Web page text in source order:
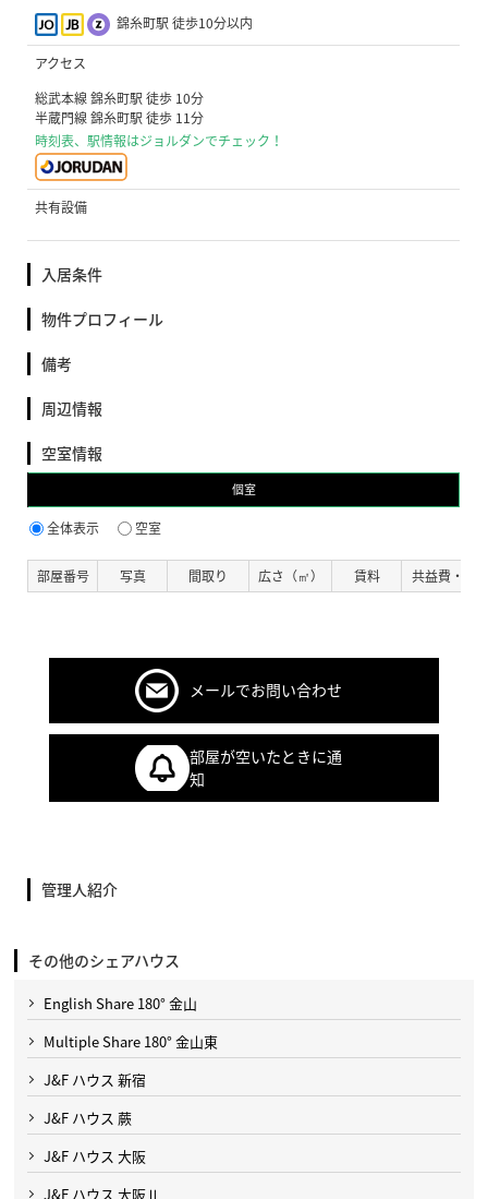
錦糸町駅 徒歩10分以内
アクセス
総武本線 錦糸町駅 徒歩 10分
半蔵門線 錦糸町駅 徒歩 11分
時刻表、駅情報はジョルダンでチェック！
共有設備
入居条件
物件プロフィール
備考
周辺情報
空室情報
個室
全体表示 空室
部屋番号 写真 間取り 広さ（㎡） 賃料 共益費・管
メールでお問い合わせ
部屋が空いたときに通
知
管理人紹介
その他のシェアハウス
English Share 180° 金山
Multiple Share 180° 金山東
J&F ハウス 新宿
J&F ハウス 蕨
J&F ハウス 大阪
J&F ハウス 大阪Ⅱ